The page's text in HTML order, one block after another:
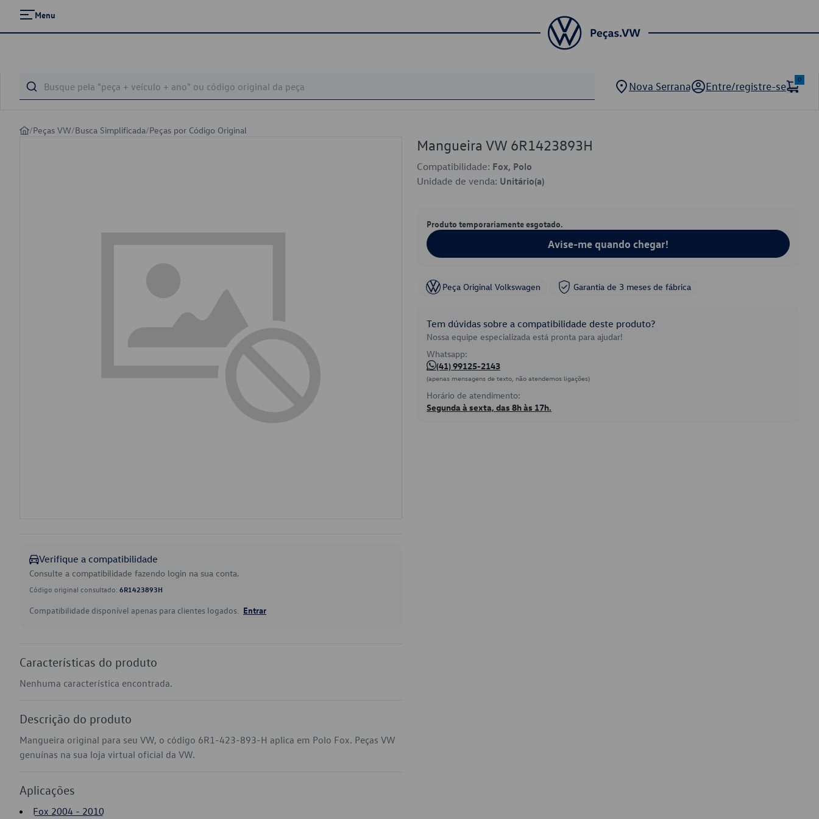
Menu
Nova Serrana Entre/registre-se
0
/Peças VW/Busca Simplificada/Peças por Código Original
Verifique a compatibilidade
Consulte a compatibilidade fazendo login na sua conta.
Código original consultado: 6R1423893H
Compatibilidade disponível apenas para clientes logados. Entrar
Características do produto
Nenhuma característica encontrada.
Descrição do produto
Mangueira original para seu VW, o código 6R1-423-893-H aplica em Polo Fox. Peças VW
genuínas na sua loja virtual oficial da VW.
Aplicações
Fox 2004 - 2010
Mangueira VW 6R1423893H
Compatibilidade: Fox, Polo
Unidade de venda: Unitário(a)
Produto temporariamente esgotado.
Avise-me quando chegar!
Peça Original Volkswagen Garantia de 3 meses de fábrica
Tem dúvidas sobre a compatibilidade deste produto?
Nossa equipe especializada está pronta para ajudar!
Whatsapp:
(41) 99125-2143
(apenas mensagens de texto, não atendemos ligações)
Horário de atendimento:
Segunda à sexta, das 8h às 17h.